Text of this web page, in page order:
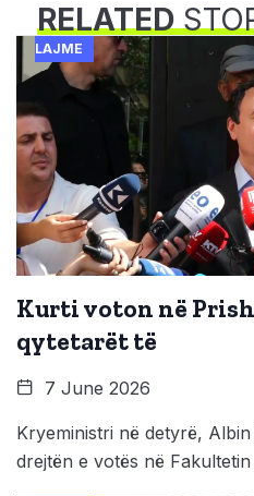
RELATED
LAJME
Kurti voton në
qytetarët të
7 June 2026
Kryeministri në detyrë,
drejtën e votës në